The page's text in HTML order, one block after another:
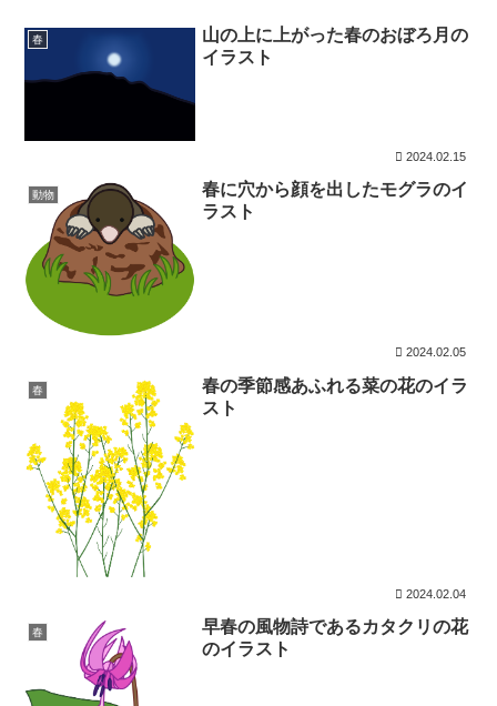
春
山の上に上がった春のおぼろ月の
イラスト
2024.02.15
動物
春に穴から顔を出したモグラのイ
ラスト
2024.02.05
春
春の季節感あふれる菜の花のイラ
スト
2024.02.04
春
早春の風物詩であるカタクリの花
のイラスト